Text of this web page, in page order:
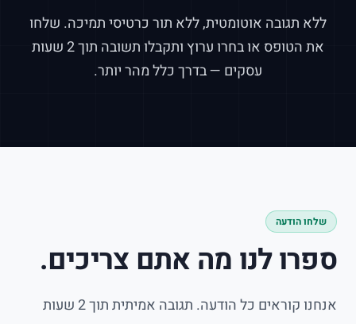
ללא תגובה אוטומטית, ללא תור כרטיסי תמיכה. שלחו
את הטופס או בחרו ערוץ ותקבלו תשובה תוך 2 שעות
עסקים — בדרך כלל מהר יותר.
שלחו הודעה
ספרו לנו מה אתם צריכים.
אנחנו קוראים כל הודעה. תגובה אמיתית תוך 2 שעות